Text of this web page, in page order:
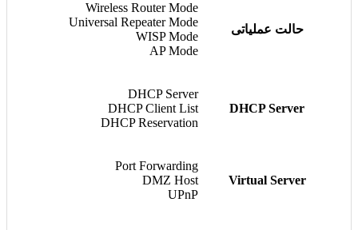
حالت عملیاتی
Wireless Router Mode
Universal Repeater Mode
WISP Mode
AP Mode
DHCP Server
DHCP Server
DHCP Client List
DHCP Reservation
Virtual Server
Port Forwarding
DMZ Host
UPnP